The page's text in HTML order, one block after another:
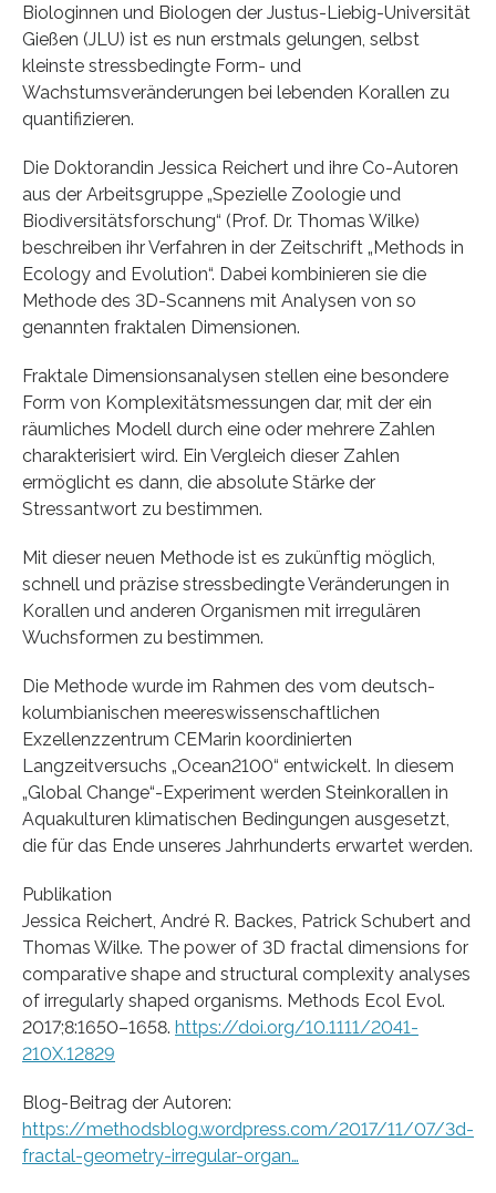
Biologinnen und Biologen der Justus-Liebig-Universität
Gießen (JLU) ist es nun erstmals gelungen, selbst
kleinste stressbedingte Form- und
Wachstumsveränderungen bei lebenden Korallen zu
quantifizieren.
Die Doktorandin Jessica Reichert und ihre Co-Autoren
aus der Arbeitsgruppe „Spezielle Zoologie und
Biodiversitätsforschung“ (Prof. Dr. Thomas Wilke)
beschreiben ihr Verfahren in der Zeitschrift „Methods in
Ecology and Evolution“. Dabei kombinieren sie die
Methode des 3D-Scannens mit Analysen von so
genannten fraktalen Dimensionen.
Fraktale Dimensionsanalysen stellen eine besondere
Form von Komplexitätsmessungen dar, mit der ein
räumliches Modell durch eine oder mehrere Zahlen
charakterisiert wird. Ein Vergleich dieser Zahlen
ermöglicht es dann, die absolute Stärke der
Stressantwort zu bestimmen.
Mit dieser neuen Methode ist es zukünftig möglich,
schnell und präzise stressbedingte Veränderungen in
Korallen und anderen Organismen mit irregulären
Wuchsformen zu bestimmen.
Die Methode wurde im Rahmen des vom deutsch-
kolumbianischen meereswissenschaftlichen
Exzellenzzentrum CEMarin koordinierten
Langzeitversuchs „Ocean2100“ entwickelt. In diesem
„Global Change“-Experiment werden Steinkorallen in
Aquakulturen klimatischen Bedingungen ausgesetzt,
die für das Ende unseres Jahrhunderts erwartet werden.
Publikation
Jessica Reichert, André R. Backes, Patrick Schubert and
Thomas Wilke. The power of 3D fractal dimensions for
comparative shape and structural complexity analyses
of irregularly shaped organisms. Methods Ecol Evol.
2017;8:1650–1658. https://doi.org/10.1111/2041-
210X.12829
Blog-Beitrag der Autoren:
https://methodsblog.wordpress.com/2017/11/07/3d-
fractal-geometry-irregular-organ…